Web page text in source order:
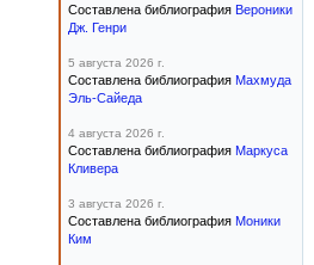
Составлена библиография Вероники
Дж. Генри
5 августа 2026 г.
Составлена библиография Махмуда
Эль-Сайеда
4 августа 2026 г.
Составлена библиография Маркуса
Кливера
3 августа 2026 г.
Составлена библиография Моники
Ким